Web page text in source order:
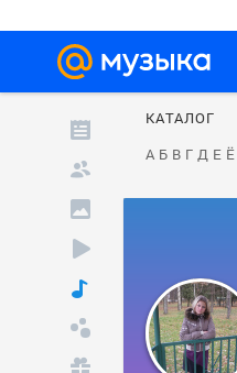
КАТАЛОГ
А Б В Г Д Е Ё